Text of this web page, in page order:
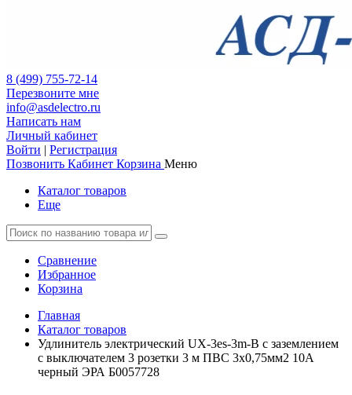
8 (499) 755-72-14
Перезвоните мне
info@asdelectro.ru
Написать нам
Личный кабинет
Войти | Регистрация
Позвонить Кабинет Корзина Меню
Каталог товаров
Еще
Сравнение
Избранное
Корзина
Главная
Каталог товаров
Удлинитель электрический UX-3es-3m-B с заземлением
с выключателем 3 розетки 3 м ПВС 3x0,75мм2 10А
черный ЭРА Б0057728